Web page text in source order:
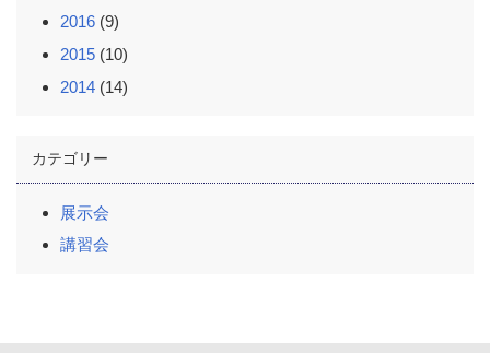
2016 (9)
2015 (10)
2014 (14)
カテゴリー
展示会
講習会